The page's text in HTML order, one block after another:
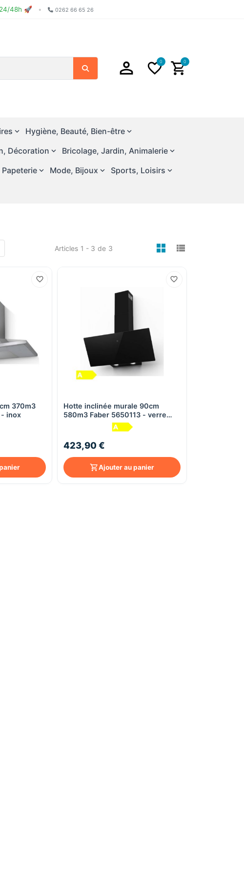
48h 🚀 • 0262 66 65 26
Chercher
0 0
Hygiène, Beauté, Bien-être
Décoration
Bricolage, Jardin, Animalerie
Mode, Bijoux
Sports, Loisirs
Articles 1 - 3 de 3 viewmode
370m3
- inox
Aperçu rapide
Hotte inclinée murale 90cm
580m3 Faber 5650113 - verre
423,90 €
Ajouter au panier